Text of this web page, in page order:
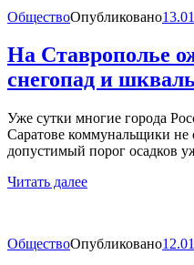
ОбществоОпубликовано
На Ставрополье
снегопад и
Уже сутки многие города
Саратове коммунальщики не
допустимый порог осадков
Читать далее
ОбществоОпубликовано